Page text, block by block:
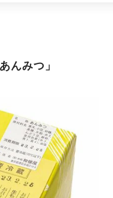
んみつ」